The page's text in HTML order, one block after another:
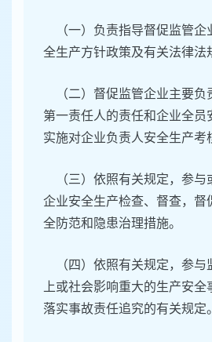
（一）负责指导督促监管企
全生产方针政策及有关法律法
（二）督促监管企业主要负
第一责任人的责任和企业全员
实施对企业负责人安全生产考
（三）依照有关规定，参与
企业安全生产检查、督查，督
全防范和隐患治理措施。
（四）依照有关规定，参与
上或社会影响重大的生产安
落实事故责任追究的有关规定。